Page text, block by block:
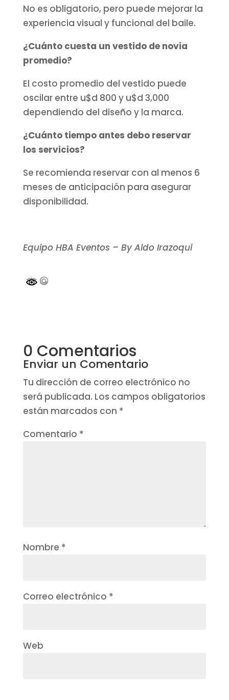
No es obligatorio, pero puede mejorar la
experiencia visual y funcional del baile.
¿Cuánto cuesta un vestido de novia
promedio?
El costo promedio del vestido puede
oscilar entre u$d 800 y u$d 3,000
dependiendo del diseño y la marca.
¿Cuánto tiempo antes debo reservar
los servicios?
Se recomienda reservar con al menos 6
meses de anticipación para asegurar
disponibilidad.
Equipo HBA Eventos – By Aldo Irazoqui
0 Comentarios
Enviar un Comentario
Tu dirección de correo electrónico no
será publicada. Los campos obligatorios
están marcados con *
Comentario *
Nombre *
Correo electrónico *
Web